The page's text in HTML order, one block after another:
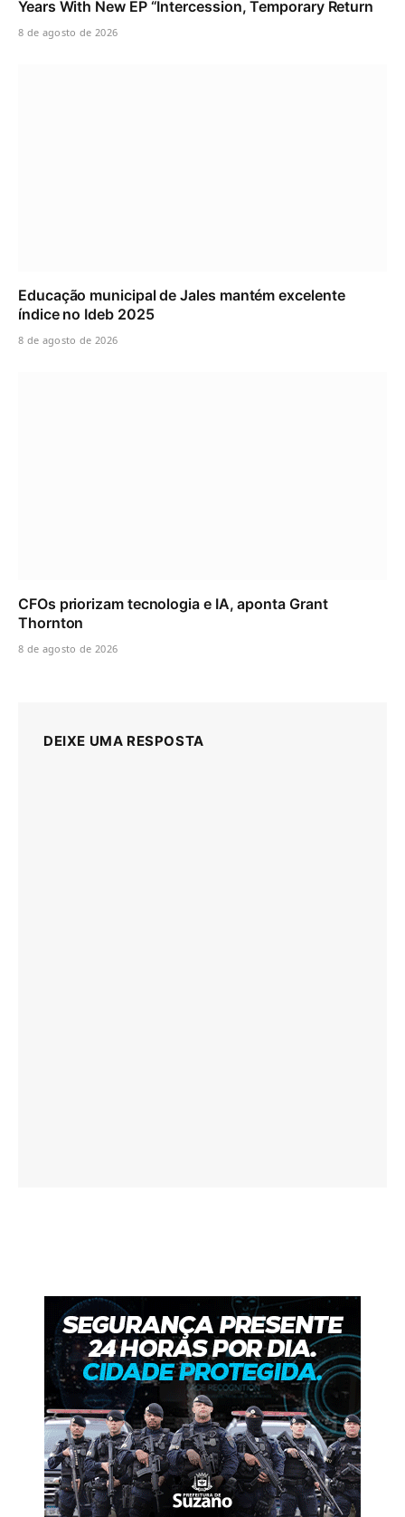
Years With New EP “Intercession, Temporary Return
8 de agosto de 2026
Educação municipal de Jales mantém excelente
índice no Ideb 2025
8 de agosto de 2026
CFOs priorizam tecnologia e IA, aponta Grant
Thornton
8 de agosto de 2026
DEIXE UMA RESPOSTA